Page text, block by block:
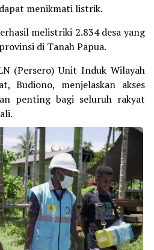
menikmati listrik.
melistriki 2.834 desa yang
di Tanah Papua.
(Persero) Unit Induk Wilayah
Budiono, menjelaskan akses
penting bagi seluruh rakyat